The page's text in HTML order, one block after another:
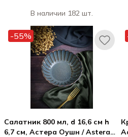
В наличии 182 шт.
-55%
Салатник 800 мл, d 16,6 см h
6,7 см, Астера Оушн / Astera